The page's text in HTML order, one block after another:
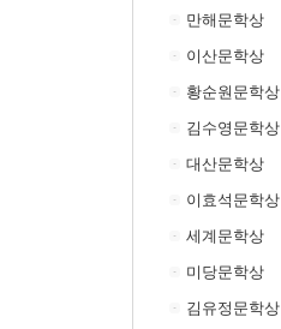
만해문학상
이산문학상
황순원문학상
김수영문학상
대산문학상
이효석문학상
세계문학상
미당문학상
김유정문학상